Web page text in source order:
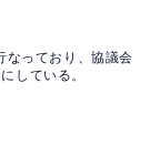
なっており、協議会
している。